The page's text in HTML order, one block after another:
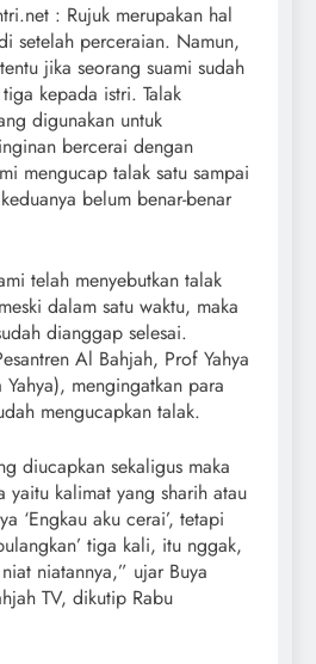
: Rujuk merupakan hal
setelah perceraian. Namun,
jika seorang suami sudah
kepada istri. Talak
digunakan untuk
bercerai dengan
mengucap talak satu sampai
belum benar-benar
telah menyebutkan talak
dalam satu waktu, maka
dianggap selesai.
Al Bahjah, Prof Yahya
Yahya), mengingatkan para
mengucapkan talak.
diucapkan sekaligus maka
yaitu kalimat yang sharih atau
‘Engkau aku cerai’, tetapi
tiga kali, itu nggak,
niatannya,” ujar Buya
TV, dikutip Rabu